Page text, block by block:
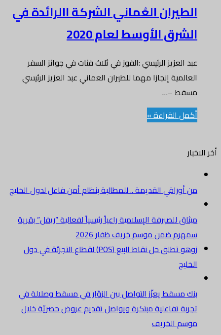
الطيران العُماني الشركة االرائدة في
الشرق الأوسط لعام 2020
عبد العزيز الرئيسي :الفوز في ثلاث فئات في جوائز السفر
العالمية إنجازا مهما للطيران العماني عبد العزيز الرئيسي
مسقط –…
أكمل القراءة »
أخر الاخبار
من أوراقي القديمة .. للمطالبة بنظام أمن فاعل لدول الخليج
ميثاق للصيرفة الإسلامية راعياً رئيسياً لفعالية “ريفل” بقرية
سمهرم ضمن موسم خريف ظفار 2026
زوهو تطلق حل نقاط البيع (POS) لقطاع التجزئة في دول
الخليج
بنك مسقط يعزّز التواصل بين الزوّار في مسقط وصلالة في
تجربة تفاعلية مبتكرة ويواصل تقديم عروض حصريّة خلال
موسم الخريف